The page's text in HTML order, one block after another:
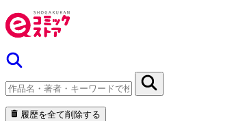
履歴を全て削除する